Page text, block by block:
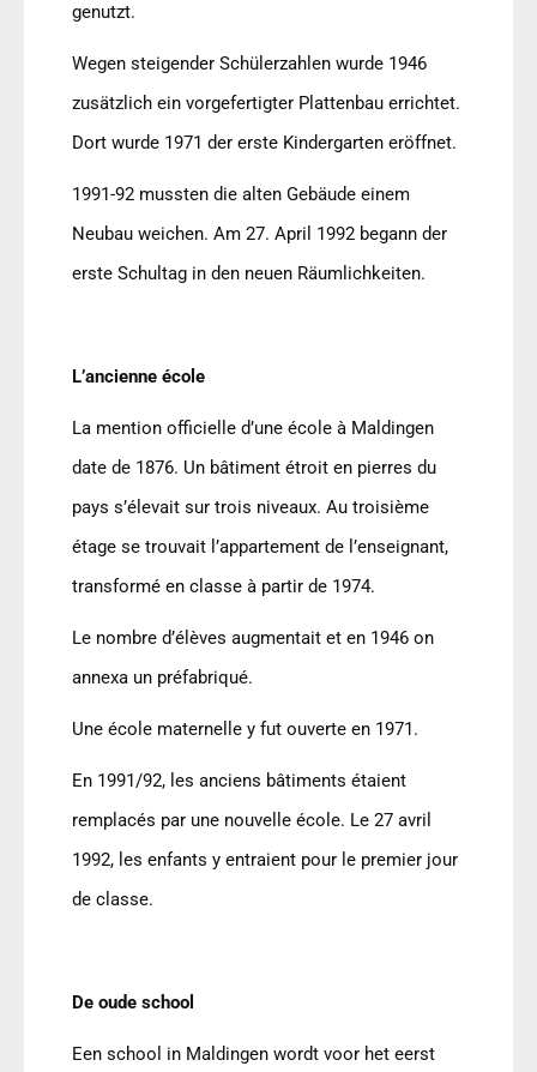
genutzt.
Wegen steigender Schülerzahlen wurde 1946
zusätzlich ein vorgefertigter Plattenbau errichtet.
Dort wurde 1971 der erste Kindergarten eröffnet.
1991-92 mussten die alten Gebäude einem
Neubau weichen. Am 27. April 1992 begann der
erste Schultag in den neuen Räumlichkeiten.
L’ancienne école
La mention officielle d’une école à Maldingen
date de 1876. Un bâtiment étroit en pierres du
pays s’élevait sur trois niveaux. Au troisième
étage se trouvait l ’appartement de l ’enseignant,
transformé en classe à partir de 1974.
Le nombre d’élèves augmentait et en 1946 on
annexa un préfabriqué.
Une école maternelle y fut ouverte en 1971.
En 1991/92, les anciens bâtiments étaient
remplacés par une nouvelle école. Le 27 avril
1992, les enfants y entraient pour le premier jour
de classe.
De oude school
Een school in Maldingen wordt voor het eerst